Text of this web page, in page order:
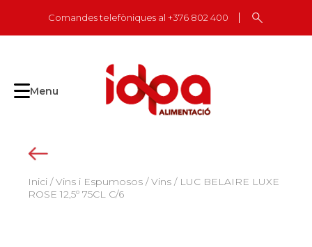
content
Comandes telefòniques al +376 802 400
Menu
Inici /Vins i Espumosos /Vins / LUC BELAIRE LUXE
ROSE 12,5º 75CL C/6